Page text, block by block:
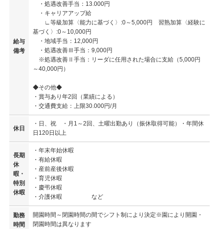
給与
備考
・処遇改善手当：13.000円
・キャリアアップ給
∟等級加算〈能力に基づく〉:0～5,000円 習熟加算〈経験に
基づく〉:0～10,000円
・地域手当：12,000円
・処遇改善Ⅲ手当：9,000円
※処遇改善Ⅱ手当：リーダに任用された場合に支給（5,000円
～40,000円）
◆その他◆
・賞与あり年2回（業績による）
・交通費支給：上限30.000円/月
休日
・日、祝 ・月1～2回、土曜出勤あり（振休取得可能）・年間休
日120日以上
長期
休
暇・
特別
休暇
・年末年始休暇
・有給休暇
・産前産後休暇
・育児休暇
・慶弔休暇
・介護休暇 など
勤務
時間
開園時間～閉園時間の間でシフト制により決定※園により開園・
閉園時間は異なります